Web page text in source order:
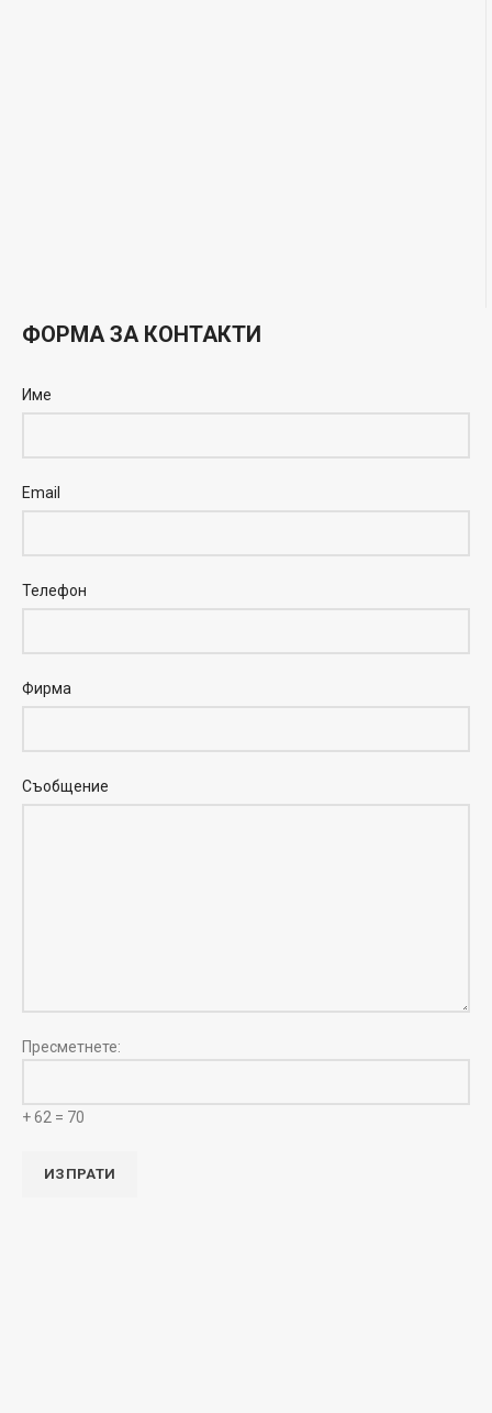
ФОРМА ЗА КОНТАКТИ
Име
Email
Телефон
Фирма
Съобщение
Пресметнете:
+ 62 = 70